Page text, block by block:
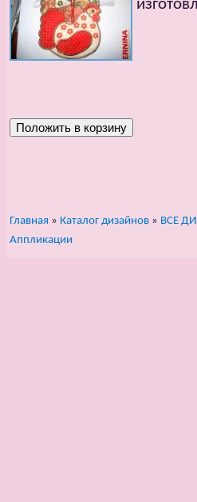
Главная » Каталог дизайнов » ВСЕ
Аппликации